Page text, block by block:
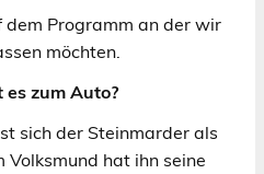
Programm an der wir
möchten.
zum Auto?
sich der Steinmarder als
hat ihn seine